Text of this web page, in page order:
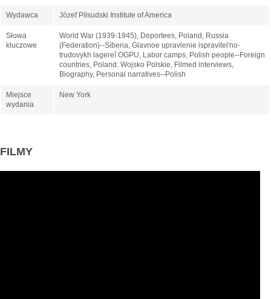
Wydawca Józef Pilsudski Institute of America
Słowa
kluczowe
World War (1939-1945), Deportees, Poland, Russia
(Federation)--Siberia, Glavnoe upravlenie ispravitelʹno-
trudovykh lagereĭ OGPU, Labor camps, Polish people--Foreign
countries, Poland. Wojsko Polskie, Filmed interviews,
Biography, Personal narratives--Polish
Miejsce
wydania
New York
FILMY